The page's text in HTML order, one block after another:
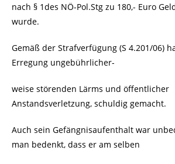
nach § 1des NÖ-Pol.Stg zu 180,- Euro
wurde.
Gemäß der Strafverfügung (S 4.201/06)
Erregung ungebührlicher-
weise störenden Lärms und öffentlicher
Anstandsverletzung, schuldig gemacht.
Auch sein Gefängnisaufenthalt war
man bedenkt, dass er am selben